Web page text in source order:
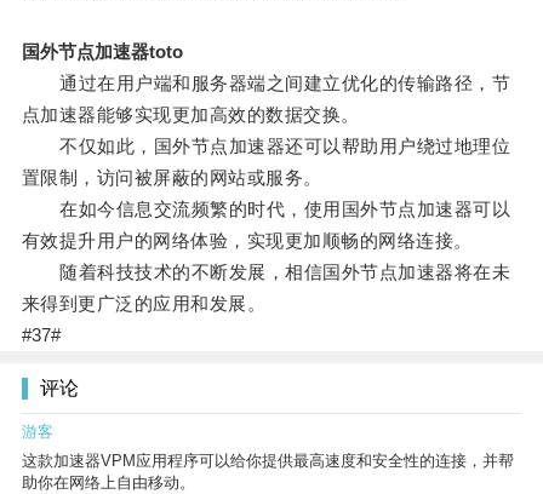
国外节点加速器toto
通过在用户端和服务器端之间建立优化的传输路径，节
点加速器能够实现更加高效的数据交换。
不仅如此，国外节点加速器还可以帮助用户绕过地理位
置限制，访问被屏蔽的网站或服务。
在如今信息交流频繁的时代，使用国外节点加速器可以
有效提升用户的网络体验，实现更加顺畅的网络连接。
随着科技技术的不断发展，相信国外节点加速器将在未
来得到更广泛的应用和发展。
#37#
评论
游客
这款加速器VPM应用程序可以给你提供最高速度和安全性的连接，并帮
助你在网络上自由移动。